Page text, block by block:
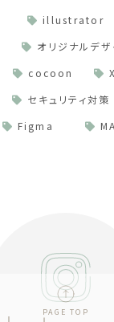
illustrator
オリジナルデザ
cocoon
セキュリティ対策
Figma
PAGE TOP